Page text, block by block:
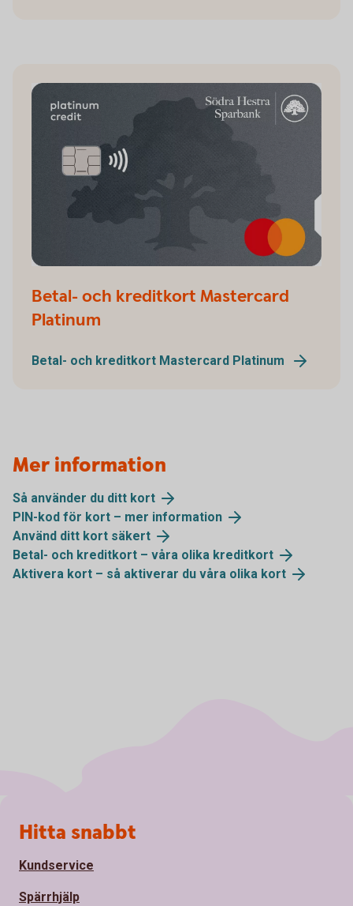
Betal- och kreditkort Mastercard
Platinum
Betal- och kreditkort Mastercard Platinum
Mer information
Så använder du ditt kort
PIN-kod för kort – mer information
Använd ditt kort säkert
Betal- och kreditkort – våra olika kreditkort
Aktivera kort – så aktiverar du våra olika kort
Sidfot
Hitta snabbt
Kundservice
Spärrhjälp